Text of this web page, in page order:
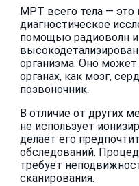
МРТ всего тела — это
диагностическое
помощью радиоволн и
организма. Оно
органах, как мозг,
позвоночник.
В отличие от других
не использует
делает его
обследований.
требует
сканирования.